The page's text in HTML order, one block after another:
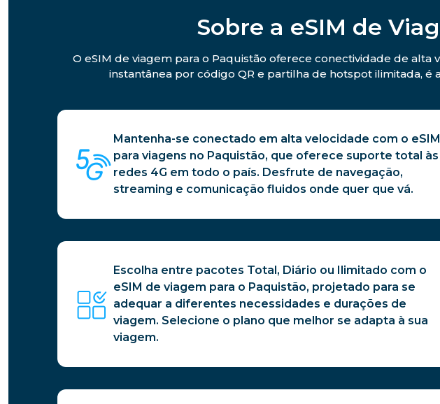
Sobre a eSIM de
O eSIM de viagem para o Paquistão oferece conectividade de
instantânea por código QR e partilha de hotspot ilimitada,
Mantenha-se conectado em alta velocidade com o eSIM
para viagens no Paquistão, que oferece suporte total às
redes 4G em todo o país. Desfrute de navegação,
streaming e comunicação fluidos onde quer que vá.
Escolha entre pacotes Total, Diário ou Ilimitado com o
eSIM de viagem para o Paquistão, projetado para se
adequar a diferentes necessidades e durações de
viagem. Selecione o plano que melhor se adapta à sua
viagem.